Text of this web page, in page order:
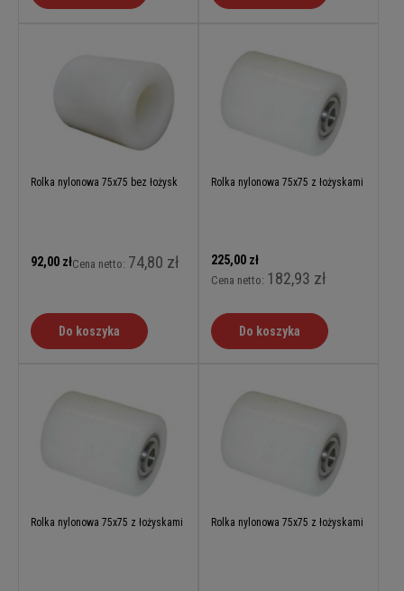
Rolka nylonowa 75x75 bez łożysk
92,00 złCena netto: 74,80 zł
Do koszyka
Rolka nylonowa 75x75 z łożyskami
225,00 zł
Cena netto: 182,93 zł
Do koszyka
Rolka nylonowa 75x75 z łożyskami Rolka nylonowa 75x75 z łożyskami